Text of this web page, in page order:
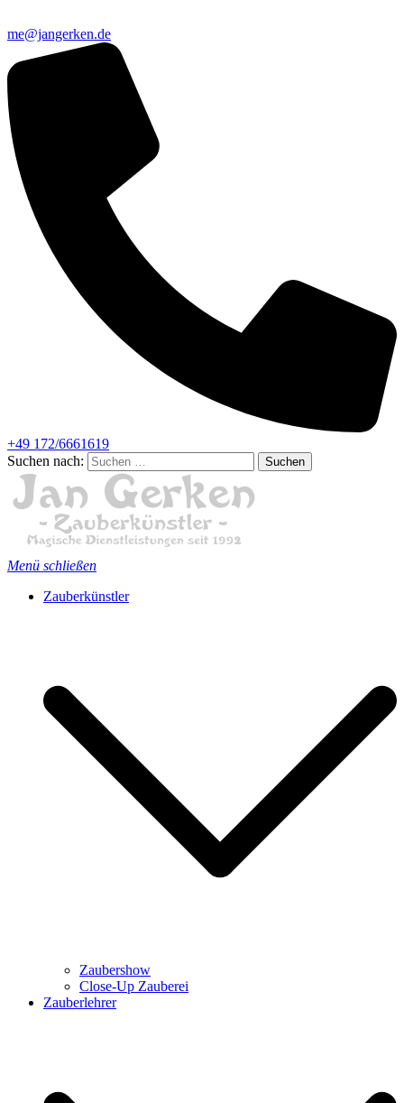
me@jangerken.de
+49 172/6661619
Suchen nach:
Menü schließen
Zauberkünstler
Zaubershow
Close-Up Zauberei
Zauberlehrer